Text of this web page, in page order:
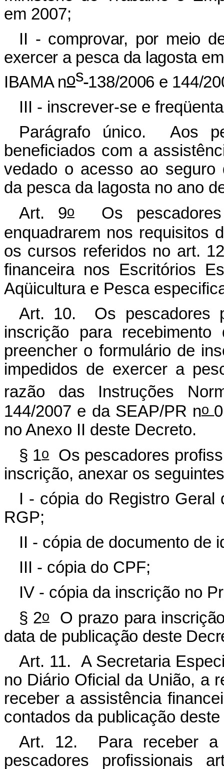
em 2007;
II - comprovar, por meio
exercer a pesca da lagosta
IBAMA nos 138/2006 e 144/
III - inscrever-se e
Parágrafo único. Aos
beneficiados com a
vedado o acesso ao seguro
da pesca da lagosta no ano
Art. 9oOs pescadores
enquadrarem nos requisitos
os cursos referidos no art.
financeira nos Escritórios
Aqüicultura e Pesca
Art. 10. Os pescadores
inscrição para
preencher o formulário de
impedidos de exercer a
razão das Instruções
144/2007 e da SEAP/PR no
no Anexo II deste Decreto.
§ 1oOs pescadores
inscrição, anexar os
I - cópia do Registro Geral
RGP;
II - cópia de documento de
III - cópia do CPF;
IV - cópia da inscrição no
§ 2oO prazo para
data de publicação deste
Art. 11. A Secretaria
no Diário Oficial da União, a
receber a assistência
contados da publicação
Art. 12. Para receber a
pescadores profissionais